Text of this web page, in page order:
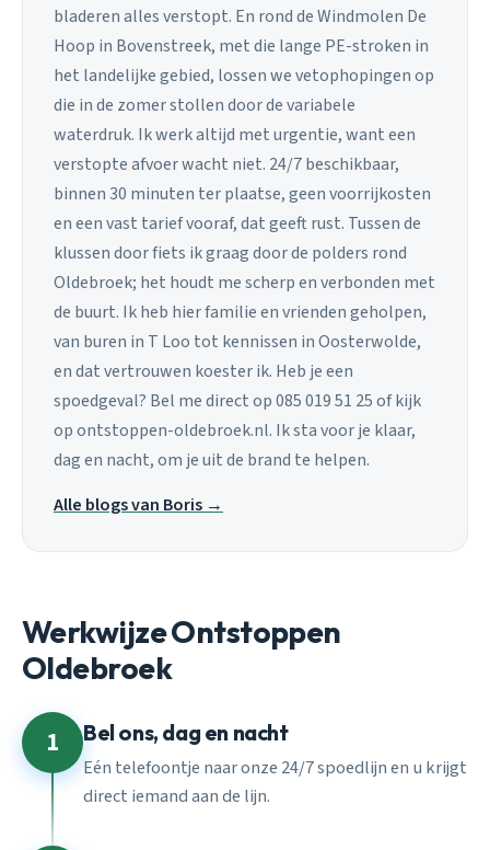
bladeren alles verstopt. En rond de Windmolen De
Hoop in Bovenstreek, met die lange PE-stroken in
het landelijke gebied, lossen we vetophopingen op
die in de zomer stollen door de variabele
waterdruk. Ik werk altijd met urgentie, want een
verstopte afvoer wacht niet. 24/7 beschikbaar,
binnen 30 minuten ter plaatse, geen voorrijkosten
en een vast tarief vooraf, dat geeft rust. Tussen de
klussen door fiets ik graag door de polders rond
Oldebroek; het houdt me scherp en verbonden met
de buurt. Ik heb hier familie en vrienden geholpen,
van buren in T Loo tot kennissen in Oosterwolde,
en dat vertrouwen koester ik. Heb je een
spoedgeval? Bel me direct op 085 019 51 25 of kijk
op ontstoppen-oldebroek.nl. Ik sta voor je klaar,
dag en nacht, om je uit de brand te helpen.
Alle blogs van Boris →
Werkwijze Ontstoppen
Oldebroek
1 Bel ons, dag en nacht
Eén telefoontje naar onze 24/7 spoedlijn en u krijgt
direct iemand aan de lijn.